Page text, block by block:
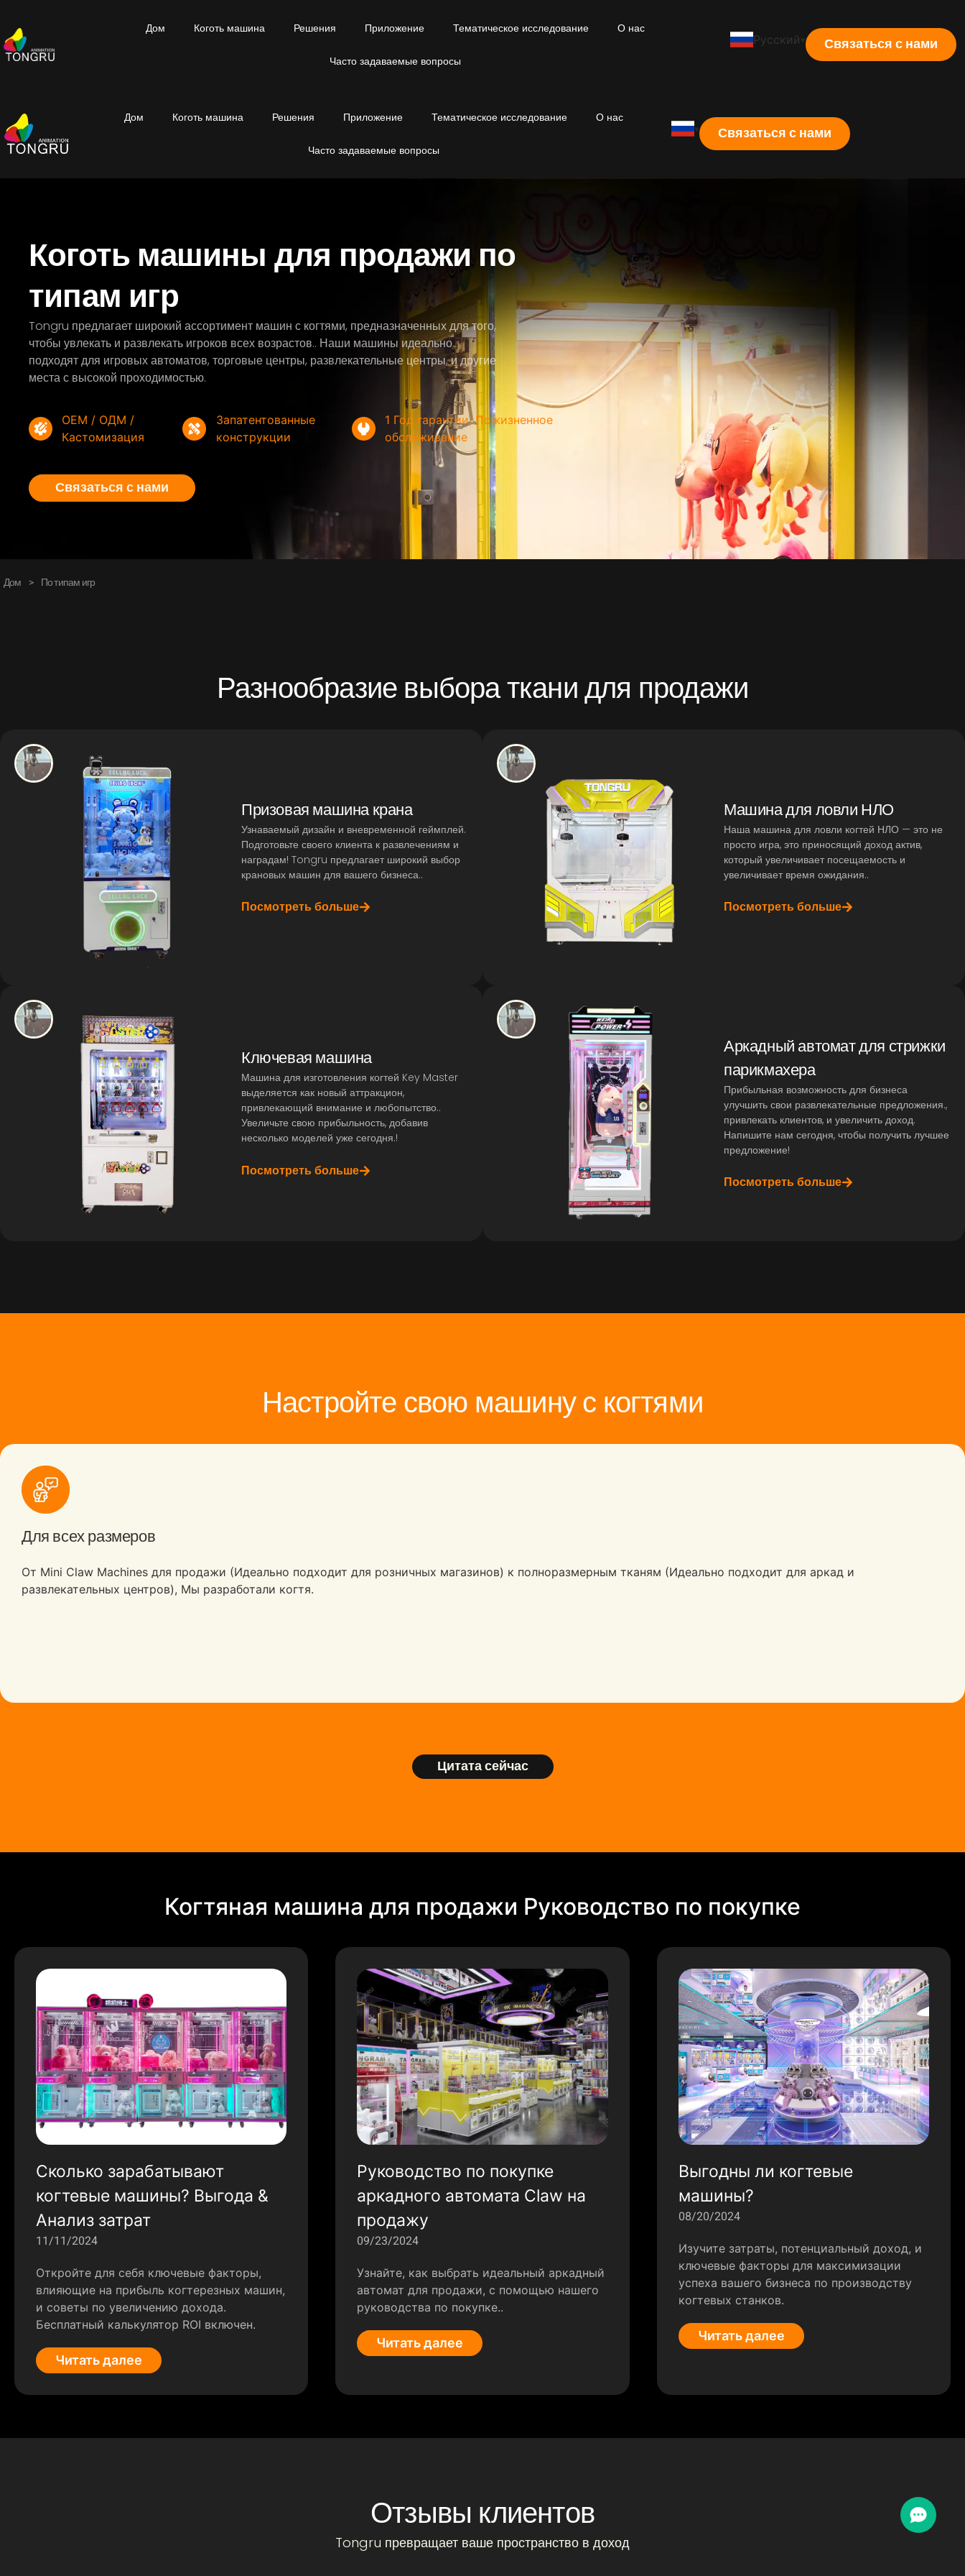
Дом Коготь машина Решения Приложение Тематическое исследование О нас
Часто задаваемые вопросы
Русский Связаться с нами
Дом Коготь машина Решения Приложение Тематическое исследование О нас
Часто задаваемые вопросы
Связаться с нами
Коготь машины для продажи по
типам игр
Tongru предлагает широкий ассортимент машин с когтями, предназначенных для того,
чтобы увлекать и развлекать игроков всех возрастов.. Наши машины идеально
подходят для игровых автоматов, торговые центры, развлекательные центры, и другие
места с высокой проходимостью.
OEM / ОДМ /
Кастомизация
Запатентованные
конструкции
1 Год гарантии, Пожизненное
обслуживание
Связаться с нами
Дом > По типам игр
Разнообразие выбора ткани для продажи
Призовая машина крана
Узнаваемый дизайн и вневременной геймплей.
Подготовьте своего клиента к развлечениям и
наградам! Tongru предлагает широкий выбор
крановых машин для вашего бизнеса..
Посмотреть больше
Машина для ловли НЛО
Наша машина для ловли когтей НЛО — это не
просто игра, это приносящий доход актив,
который увеличивает посещаемость и
увеличивает время ожидания..
Посмотреть больше
Ключевая машина
Машина для изготовления когтей Key Master
выделяется как новый аттракцион,
привлекающий внимание и любопытство..
Увеличьте свою прибыльность, добавив
несколько моделей уже сегодня.!
Посмотреть больше
Аркадный автомат для стрижки
парикмахера
Прибыльная возможность для бизнеса
улучшить свои развлекательные предложения.,
привлекать клиентов, и увеличить доход.
Напишите нам сегодня, чтобы получить лучшее
предложение!
Посмотреть больше
Настройте свою машину с когтями
Для всех размеров
От Mini Claw Machines для продажи (Идеально подходит для розничных магазинов) к полноразмерным тканям (Идеально подходит для аркад и
развлекательных центров), Мы разработали когтя.
Цитата сейчас
Когтяная машина для продажи Руководство по покупке
Сколько зарабатывают
когтевые машины? Выгода &
Анализ затрат
11/11/2024
Откройте для себя ключевые факторы,
влияющие на прибыль когтерезных машин,
и советы по увеличению дохода.
Бесплатный калькулятор ROI включен.
Читать далее
Руководство по покупке
аркадного автомата Claw на
продажу
09/23/2024
Узнайте, как выбрать идеальный аркадный
автомат для продажи, с помощью нашего
руководства по покупке..
Читать далее
Выгодны ли когтевые
машины?
08/20/2024
Изучите затраты, потенциальный доход, и
ключевые факторы для максимизации
успеха вашего бизнеса по производству
когтевых станков.
Читать далее
Отзывы клиентов
Tongru превращает ваше пространство в доход